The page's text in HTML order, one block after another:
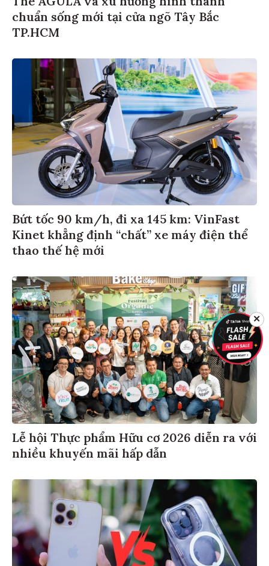
chuẩn sống mới tại cửa ngõ Tây Bắc
TP.HCM
Bứt tốc 90 km/h, đi xa 145 km: VinFast
Kinet khẳng định “chất” xe máy điện thể
thao thế hệ mới
Lễ hội Thực phẩm Hữu cơ 2026 diễn ra với
nhiều khuyến mãi hấp dẫn
✕